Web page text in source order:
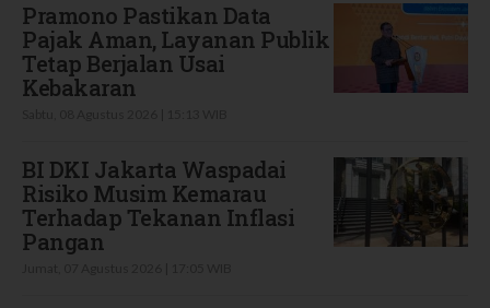
Pramono Pastikan Data
Pajak Aman, Layanan Publik
Tetap Berjalan Usai
Kebakaran
BI DKI Jakarta Waspadai
Risiko Musim Kemarau
Terhadap Tekanan Inflasi
Pangan